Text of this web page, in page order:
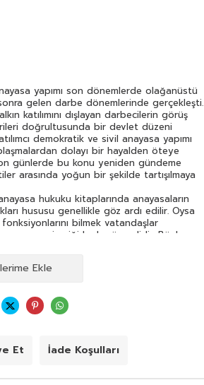
yapımı son dönemlerde olağanüstü
gelen darbe dönemlerinde gerçekleşti.
katılımını dışlayan darbecilerin görüş
doğrultusunda bir devlet düzeni
demokratik ve sivil anayasa yapımı
dolayı bir hayalden öteye
günlerde bu konu yeniden gündeme
arasında yoğun bir şekilde tartışılmaya
hukuku kitaplarında anayasaların
hususu genellikle göz ardı edilir. Oysa
fonksiyonlarını bilmek vatandaşlar
içeriği kadar önemlidir. Böylece
daha çok katkı sağlayabilirler. Bu
özelliklerinden biri anayasaların
ile anayasa yapımı ve meşruiyetini sağlayan
bir şekilde yer vermesidir. Kitabın
karşılaştırmalı bir bakış açısı ile yazılmış
ilgi duyan herkese faydalı olacağı ve
yapacağı düşünülmektedir.
Ekle
Et İade Koşulları